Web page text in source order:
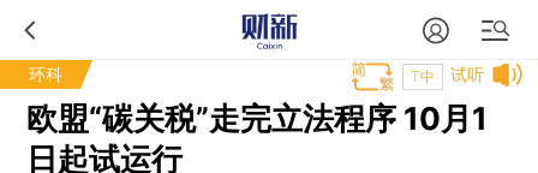
环科 试听
T中
欧盟“碳关税”走完立法程序 10月1
日起试运行